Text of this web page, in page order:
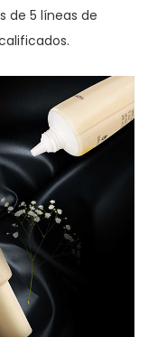
de 5 líneas de